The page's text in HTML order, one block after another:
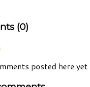
(0)
posted here yet